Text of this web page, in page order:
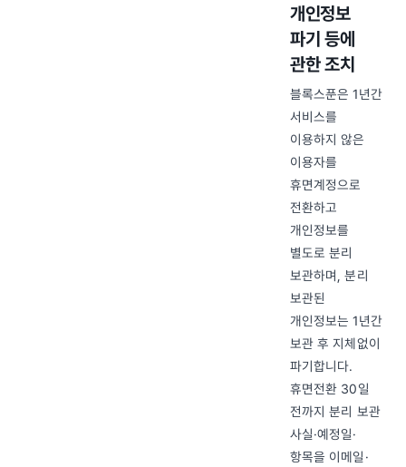
개인정보
파기 등에
관한 조치
블록스푼은 1년간
서비스를
이용하지 않은
이용자를
휴면계정으로
전환하고
개인정보를
별도로 분리
보관하며, 분리
보관된
개인정보는 1년간
보관 후 지체없이
파기합니다.
휴면전환 30일
전까지 분리 보관
사실·예정일·
항목을 이메일·